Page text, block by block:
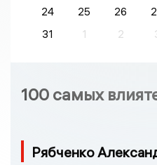
24
25 26
31
1 2
100 самых
Рябченко